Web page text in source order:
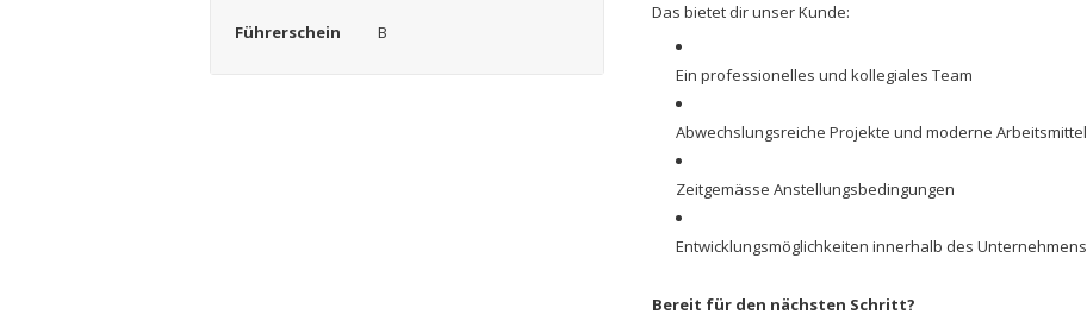
Führerschein B
Das bietet dir unser Kunde:
Ein professionelles und kollegiales Team
Abwechslungsreiche Projekte und moderne Arbeitsmittel
Zeitgemässe Anstellungsbedingungen
Entwicklungsmöglichkeiten innerhalb des Unternehmens
Bereit für den nächsten Schritt?